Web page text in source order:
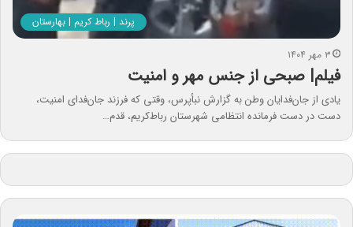
پرند | رباط کریم | بهارستان
۳ مهر ۱۴۰۴
فیلم| صبحی از جنس مهر و امنیت
یادی از جان‌فدایان وطن به گزارش نبأپرس، وقتی که فرزند جان‌فدای امنیت،
دست در دست فرمانده انتظامی شهرستان رباط‌کریم، قدم…